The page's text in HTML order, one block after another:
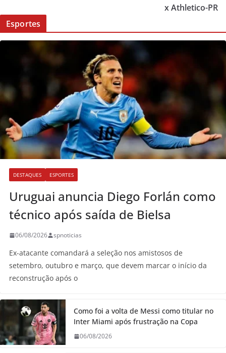
x Athletico-PR
Esportes
DESTAQUES ESPORTES
Uruguai anuncia Diego Forlán como
técnico após saída de Bielsa
06/08/2026 spnoticias
Ex-atacante comandará a seleção nos amistosos de
setembro, outubro e março, que devem marcar o início da
reconstrução após o
Como foi a volta de Messi como titular no
Inter Miami após frustração na Copa
06/08/2026